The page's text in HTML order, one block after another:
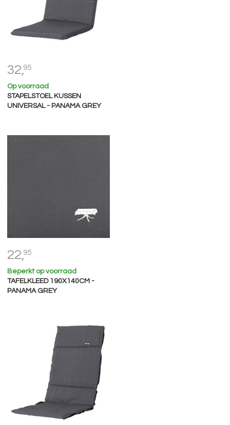
32,95
Op voorraad
STAPELSTOEL KUSSEN
UNIVERSAL - PANAMA GREY
22,95
Beperkt op voorraad
TAFELKLEED 190X140CM -
PANAMA GREY